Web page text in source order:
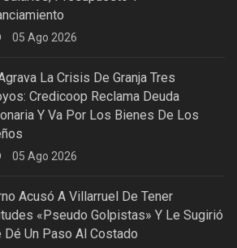
05 Ago 2026
La Crisis De Granja Tres
Credicoop Reclama Deuda
Y Va Por Los Bienes De Los
05 Ago 2026
Acusó A Villarruel De Tener
«pseudo Golpistas» Y Le Sugirió
Dé Un Paso Al Costado